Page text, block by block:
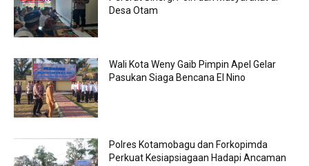
Desa Otam
Wali Kota Weny Gaib Pimpin Apel Gelar
Pasukan Siaga Bencana El Nino
Polres Kotamobagu dan Forkopimda
Perkuat Kesiapsiagaan Hadapi Ancaman